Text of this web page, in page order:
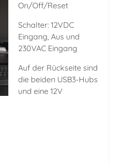
On/Off/Reset
Schalter: 12VDC
Eingang, Aus und
230VAC Eingang
Auf der Rückseite sind
die beiden USB3-Hubs
und eine 12V